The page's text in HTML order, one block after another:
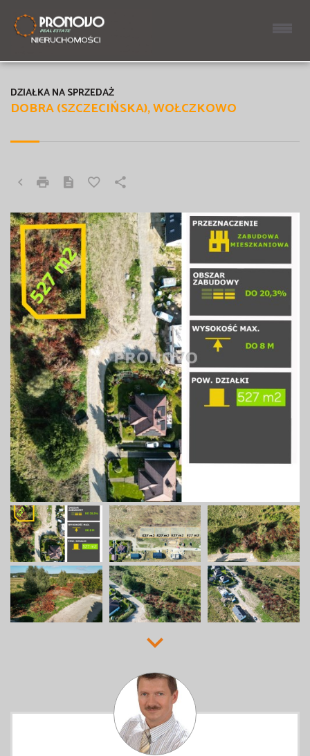
DOBRA (SZCZECIŃSKA), WOŁCZKOWO
DZIAŁKA NA SPRZEDAŻ